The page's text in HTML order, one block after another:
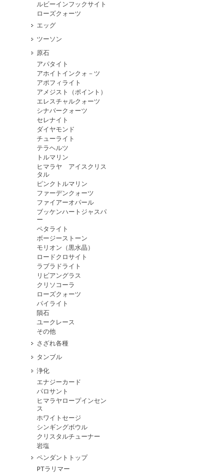
ルビーインフックサイト
ローズクォーツ
エッグ
ツーソン
原石
アパタイト
アホイトインクォ－ツ
アポフィライト
アメジスト（ポイント）
エレスチャルクォーツ
シナバークォーツ
セレナイト
ダイヤモンド
チューライト
テラヘルツ
トルマリン
ヒマラヤ アイスクリス
タル
ピンクトルマリン
ファーデンクォーツ
ファイアーオパール
ブッケンハートジャスパ
ー
ペタライト
ボージーストーン
モリオン（黒水晶）
ロードクロサイト
ラブラドライト
リビアングラス
クリソコーラ
ローズクォーツ
パイライト
隕石
ユークレース
その他
さざれ各種
タンブル
浄化
エナジーカード
パロサント
ヒマラヤロープインセン
ス
ホワイトセージ
シンギングボウル
クリスタルチューナー
岩塩
ペンダントトップ
PTラリマー